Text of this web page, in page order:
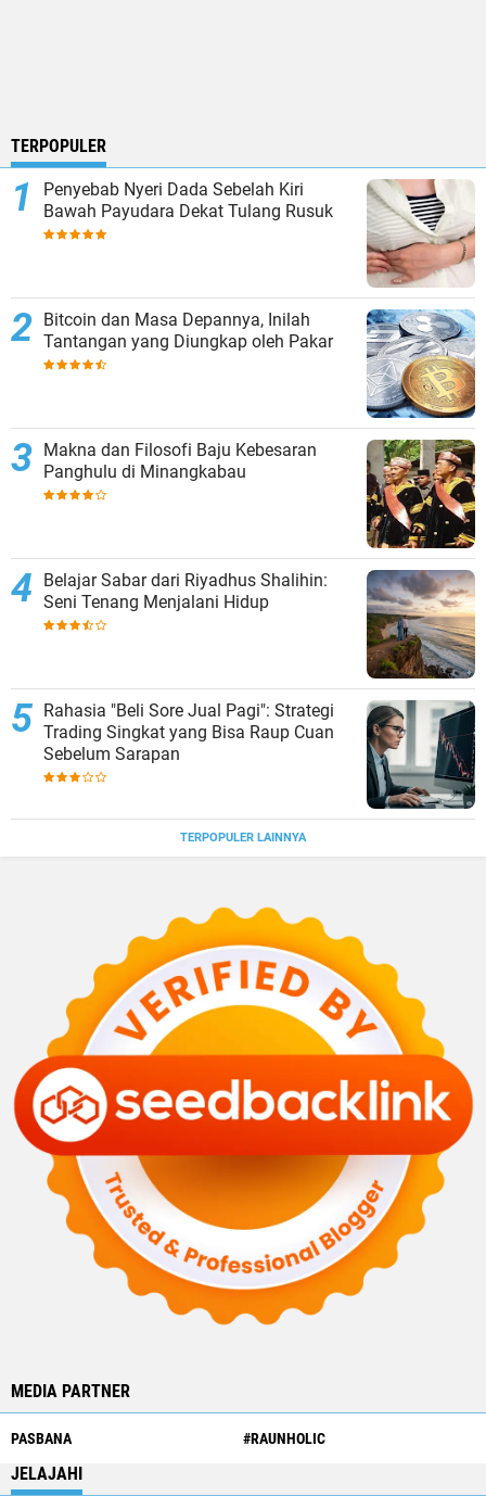
TERPOPULER
Penyebab Nyeri Dada Sebelah Kiri
Bawah Payudara Dekat Tulang Rusuk
Bitcoin dan Masa Depannya, Inilah
Tantangan yang Diungkap oleh Pakar
Makna dan Filosofi Baju Kebesaran
Panghulu di Minangkabau
Belajar Sabar dari Riyadhus Shalihin:
Seni Tenang Menjalani Hidup
Rahasia "Beli Sore Jual Pagi": Strategi
Trading Singkat yang Bisa Raup Cuan
Sebelum Sarapan
TERPOPULER LAINNYA
MEDIA PARTNER
PASBANA #RAUNHOLIC
JELAJAHI